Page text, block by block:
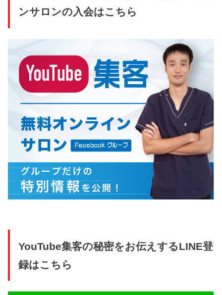
ンサロンの入会はこちら
YouTube集客の秘密をお伝えするLINE登
録はこちら